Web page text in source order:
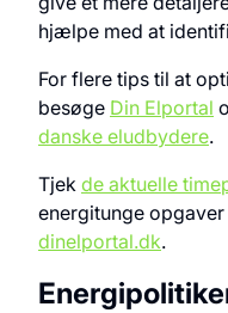
hjælpe med at
For flere tips til at
besøge Din Elportal
danske eludbydere.
Tjek de aktuelle
energitunge
dinelportal.dk.